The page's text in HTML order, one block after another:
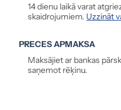
14 dienu laikā varat
skaidrojumiem. Uzzināt
PRECES APMAKSA
Maksājiet ar bankas
saņemot rēķinu.